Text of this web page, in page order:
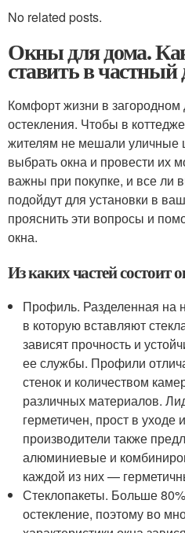
No related posts.
Окны для дома.
ставить в частный
Комфорт жизни в
остекления. Чтобы в
жителям не мешали
выбрать окна и провести их
важны при покупке, и все ли
подойдут для установки в
прояснить эти вопросы и
окна.
Из каких частей состоит
Профиль. Разделенная на
в которую вставляют
зависят прочность и
ее службы. Профили
стенок и количеством
различных материалов.
герметичен, прост в уходе
производители также
алюминиевые и
каждой из них —
Стеклопакеты. Больше
остекление, поэтому во